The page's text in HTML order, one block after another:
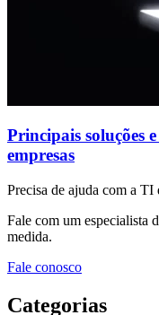
Principais soluções
empresas
Precisa de ajuda com a TI
Fale com um especialista
medida.
Fale conosco
Categorias